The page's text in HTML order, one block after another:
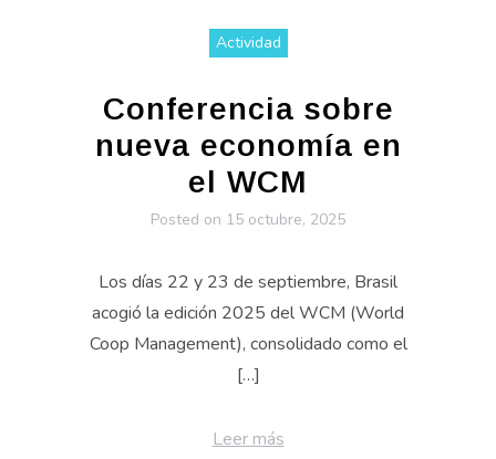
Actividad
Conferencia sobre
nueva economía en
el WCM
Posted on 15 octubre, 2025
Los días 22 y 23 de septiembre, Brasil
acogió la edición 2025 del WCM (World
Coop Management), consolidado como el
[…]
Leer más